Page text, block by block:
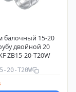
балочный 15-20
двойной 20
ZB15-20-T20W
20-T20W